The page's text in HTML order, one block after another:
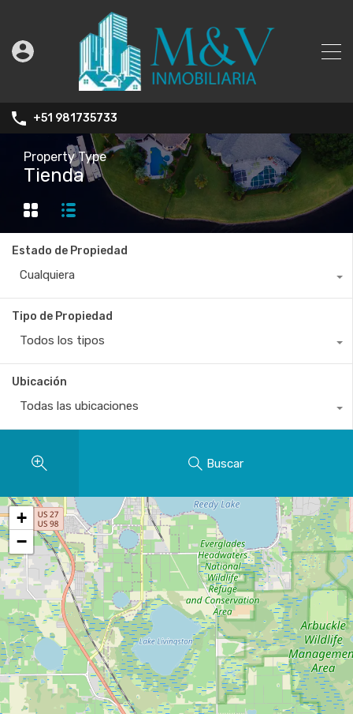
+51 981735733
Property Type
Tienda
Estado de Propiedad
Cualquiera
Tipo de Propiedad
Todos los tipos
Ubicación
Todas las ubicaciones
Buscar
+
−